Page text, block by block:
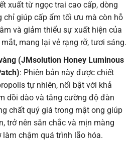
xuất từ ngọc trai cao cấp, dòng
chỉ giúp cấp ẩm tối ưu mà còn hỗ
và giảm thiểu sự xuất hiện của
mang lại vẻ rạng rỡ, tươi sáng.
(JMsolution Honey Luminous
: Phiên bản này được chiết
tự nhiên, nổi bật với khả
dồi dào và tăng cường độ đàn
chất quý giá trong mật ong giúp
trở nên săn chắc và mịn màng
làm chậm quá trình lão hóa.